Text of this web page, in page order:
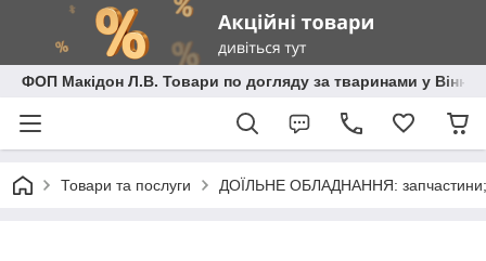
ФОП Макідон Л.В. Товари по догляду за тваринами у
Товари та послуги ДОЇЛЬНЕ ОБЛАДНАННЯ: запчастини;